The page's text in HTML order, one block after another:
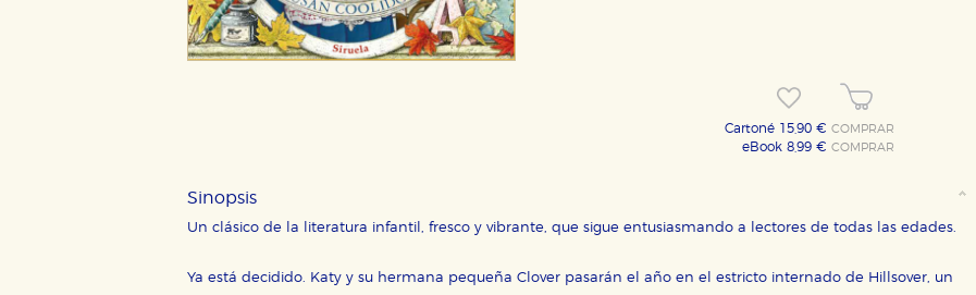
Cartoné 15,90 €COMPRAR
eBook 8,99 €COMPRAR
Sinopsis
Un clásico de la literatura infantil, fresco y vibrante, que sigue entusiasmando a lectores de todas las edades.
Ya está decidido. Katy y su hermana pequeña Clover pasarán el año en el estricto internado de Hillsover, un
CONFIGURACIÓN DE COOKIES HABILITAR